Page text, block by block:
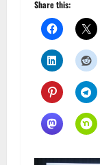
Share this: